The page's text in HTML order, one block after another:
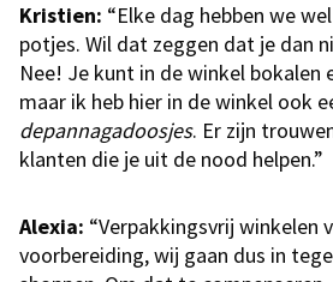
Kristien: “Elke dag hebben we
potjes. Wil dat zeggen dat je dan
Nee! Je kunt in de winkel bokalen
maar ik heb hier in de winkel ook
depannagadoosjes. Er zijn
klanten die je uit de nood helpen.”
Alexia: “Verpakkingsvrij winkelen
voorbereiding, wij gaan dus in